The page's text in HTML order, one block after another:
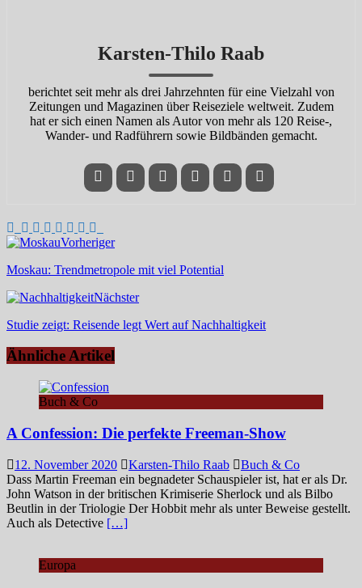
Karsten-Thilo Raab
berichtet seit mehr als drei Jahrzehnten für eine Vielzahl von
Zeitungen und Magazinen über Reiseziele weltweit. Zudem
hat er sich einen Namen als Autor von mehr als 120 Reise-,
Wander- und Radführern sowie Bildbänden gemacht.
Vorheriger
Moskau: Trendmetropole mit viel Potential
Nächster
Studie zeigt: Reisende legt Wert auf Nachhaltigkeit
Ähnliche Artikel
Buch & Co
A Confession: Die perfekte Freeman-Show
12. November 2020 Karsten-Thilo Raab
Buch & Co
Dass Martin Freeman ein begnadeter Schauspieler ist, hat er als Dr.
John Watson in der britischen Krimiserie Sherlock und als Bilbo
Beutlin in der Triologie Der Hobbit mehr als unter Beweise gestellt.
Auch als Detective […]
Europa